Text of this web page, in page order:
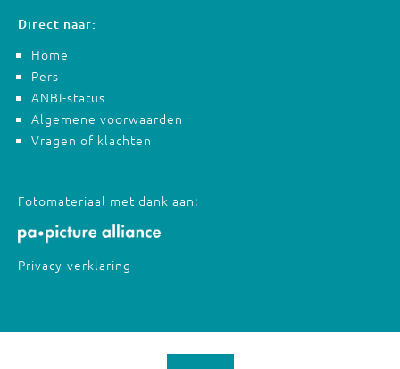
Direct naar:
Home
Pers
ANBI-status
Algemene voorwaarden
Vragen of klachten
Fotomateriaal met dank aan:
Privacy-verklaring